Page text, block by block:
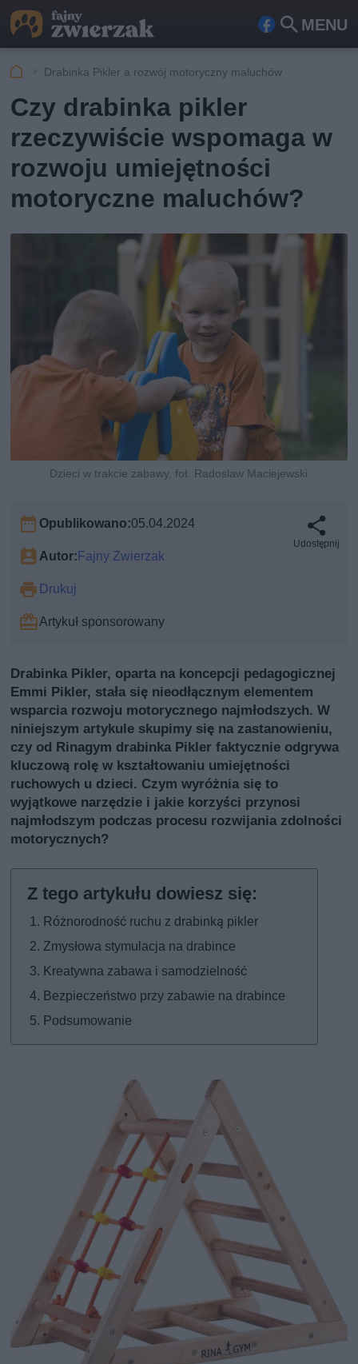
MENU
Fa
ook
Szu
Drabinka Pikler a rozwój motoryczny maluchów
Czy drabinka pikler
rzeczywiście wspomaga w
rozwoju umiejętności
motoryczne maluchów?
Dzieci w trakcie zabawy, fot. Radoslaw Maciejewski
Opublikowano:05.04.2024
Autor:Fajny Zwierzak
Drukuj
Artykuł sponsorowany
Udostępnij
Drabinka Pikler, oparta na koncepcji pedagogicznej
Emmi Pikler, stała się nieodłącznym elementem
wsparcia rozwoju motorycznego najmłodszych. W
niniejszym artykule skupimy się na zastanowieniu,
czy od Rinagym drabinka Pikler faktycznie odgrywa
kluczową rolę w kształtowaniu umiejętności
ruchowych u dzieci. Czym wyróżnia się to
wyjątkowe narzędzie i jakie korzyści przynosi
najmłodszym podczas procesu rozwijania zdolności
motorycznych?
Różnorodność ruchu z drabinką pikler
Zmysłowa stymulacja na drabince
Kreatywna zabawa i samodzielność
Bezpieczeństwo przy zabawie na drabince
Podsumowanie